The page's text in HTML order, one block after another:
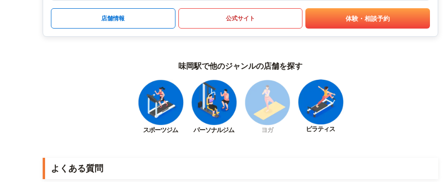
店舗情報 公式サイト 体験・相談予約
味岡駅で他のジャンルの店舗を探す
スポーツジム パーソナルジム ヨガ ピラティス
よくある質問